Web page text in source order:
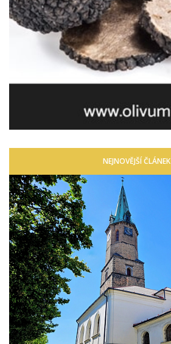
NEJNOVĚJŠÍ ČLÁNEK